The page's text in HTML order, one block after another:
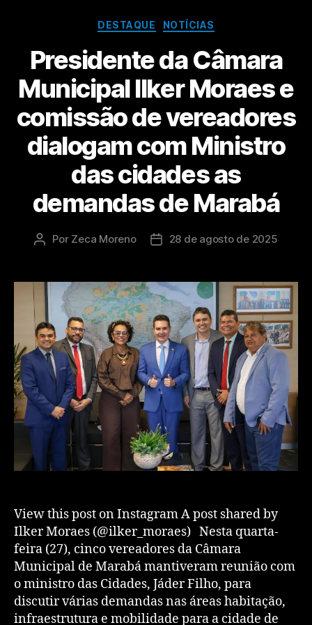
DESTAQUE NOTÍCIAS
Presidente da Câmara
Municipal Ilker Moraes e
comissão de vereadores
dialogam com Ministro
das cidades as
demandas de Marabá
Por Zeca Moreno 28 de agosto de 2025
View this post on Instagram A post shared by
Ilker Moraes (@ilker_moraes) Nesta quarta-
feira (27), cinco vereadores da Câmara
Municipal de Marabá mantiveram reunião com
o ministro das Cidades, Jáder Filho, para
discutir várias demandas nas áreas habitação,
infraestrutura e mobilidade para a cidade de